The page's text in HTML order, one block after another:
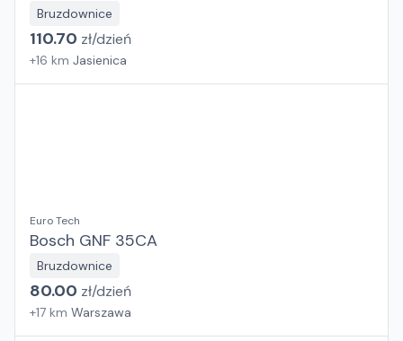
Bruzdownice
110.70 zł/dzień
+16 km Jasienica
Euro Tech
Bosch GNF 35CA
Bruzdownice
80.00 zł/dzień
+17 km Warszawa